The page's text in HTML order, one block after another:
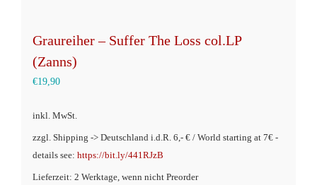
Graureiher – Suffer The Loss col.LP
(Zanns)
€19,90
inkl. MwSt.
zzgl. Shipping -> Deutschland i.d.R. 6,- € / World starting at 7€ -
details see: https://bit.ly/441RJzB
Lieferzeit: 2 Werktage, wenn nicht Preorder